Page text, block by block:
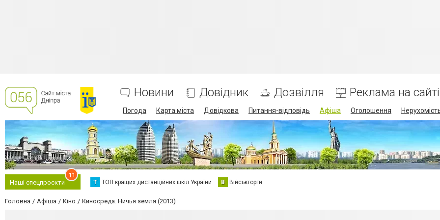
Новини Довідник Дозвілля Реклама на сайті
Погода Карта міста Довідкова Питання-відповідь Афіша Оголошення
Наші спецпроєкти
11
Т ТОП кращих дистанційних шкіл України В Військторги
Головна Афіша Кіно Киносреда. Ничья земля (2013)